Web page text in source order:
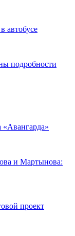
автобусе
подробности
и Мартынова:
проект